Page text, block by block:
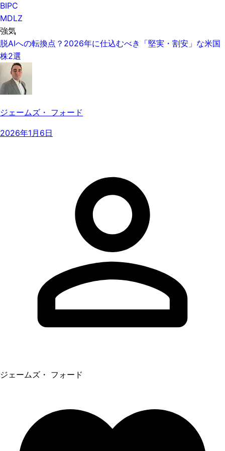
BIPC
MDLZ
強気
脱AIへの転換点？2026年に仕込むべき「堅実・割安」な米国
株2選
ジェームズ・ フォード
2026年1月6日
ジェームズ・ フォード